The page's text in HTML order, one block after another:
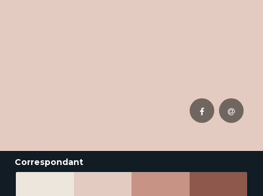
Correspondant